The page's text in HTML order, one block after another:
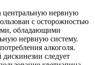
центральную нервную
с осторожностью
обладающими
нервную систему.
алкоголя.
следует